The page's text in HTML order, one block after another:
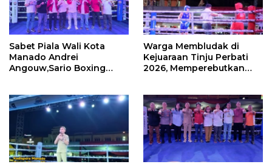
Sabet Piala Wali Kota
Manado Andrei
Angouw,Sario Boxing
Warga Membludak di
Kejuaraan Tinju Perbati
2026, Memperebutkan